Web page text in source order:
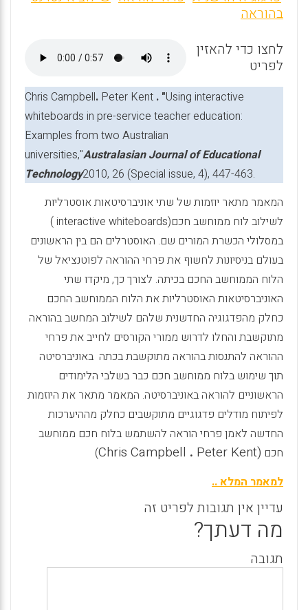
s
p
b
o
k
l
בהוראה
לחצו כדי להאזין
לפריט
Chris Campbell. Peter Kent . "Using interactive
whiteboards in pre-service teacher education:
Examples from two Australian
universities,"Australasian Journal of Educational
Technology2010, 26 (Special issue, 4), 447-463.
המאמר מתאר יוזמות של שתי אוניברסיטאות אוסטרליות
לשילוב לוח ממוחשב חכם(interactive whiteboards
)
במסלולי הכשרת המורים שם. האוסטרלים הם בין הראשונים
בעולם בניסיונות לחשוף את פרחי ההוראה לפוטנציאל של
הלוח הממוחשב החכם בכיתה. לצורך כך, מיקדו שתי
האוניברסיטאות האוסטרליות את הלוח הממוחשב החכם
כחלק מהפדגוגיה החדשנית שלהם לשילוב המחשב בהוראה
מתוקשבת והחלו לדרוש ממורי הקורסים לחייב את פרחי
ההוראה להתנסות בהוראה מתוקשבת בכתה באוניברסיטה
תוך שימוש בלוח ממוחשב חכם כבר בשלבי הלימודים
הראשוניים להוראה באוניברסיטה. המאמר מתאר את היוזמות
לפיתוח מודלים פדגוגיים מתוקשבים כחלק מההיערכות
החדשה לאמן פרחי הוראה להשתמש בלוח חכם ממוחשב
חכם (
Chris Campbell . Peter Kent
)
למאמר המלא ..
עדיין אין תגובות לפריט זה
מה דעתך?
תגובה